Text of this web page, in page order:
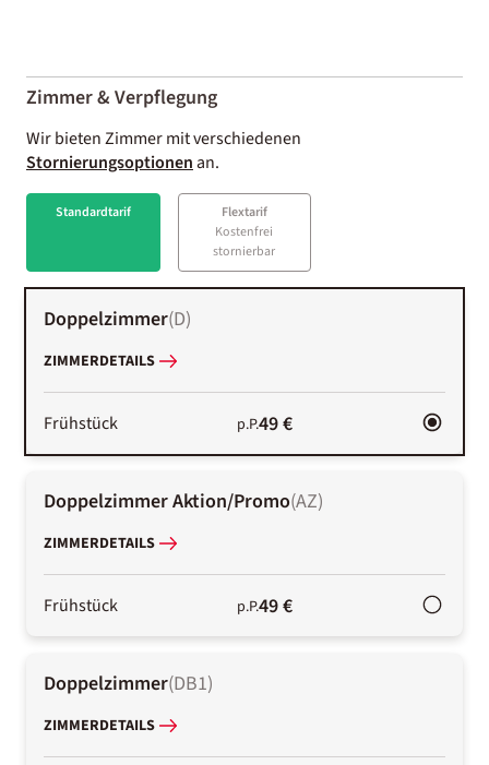
01-02
Zimmer & Verpflegung
Wir bieten Zimmer mit verschiedenen
Stornierungsoptionenan.
Standardtarif
Flextarif
Kostenfrei
stornierbar
Doppelzimmer(D)
ZIMMERDETAILS
Frühstück p.P.49 €
Doppelzimmer Aktion/Promo(AZ)
ZIMMERDETAILS
Frühstück p.P.49 €
Doppelzimmer(DB1)
ZIMMERDETAILS